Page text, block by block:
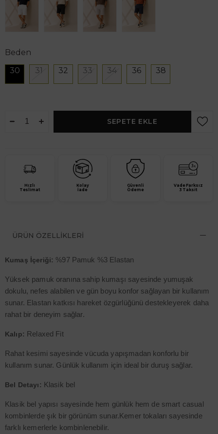
Beden
30
31 32 33 34 36 38
Hızlı
Teslimat
Kolay
İade
Güvenli
Ödeme
Vade Farksız
3 Taksit
ÜRÜN ÖZELLIKLERI
Kumaş İçeriği: %97 Pamuk %3 Elastan
Yüksek pamuk oranına sahip kumaşı sayesinde yumuşak
dokulu, nefes alabilen ve gün boyu konfor sağlayan bir kullanım
sunar. Elastan katkısı hareket özgürlüğünü destekleyerek daha
rahat bir deneyim sağlar.
Kalıp: Relaxed Fit
Rahat kesimi sayesinde vücuda yapışmadan konforlu bir
kullanım sunar. Günlük kullanım için ideal bir duruş sağlar.
Bel Detayı: Klasik bel
Klasik bel yapısı sayesinde hem günlük hem de smart casual
kombinlerde şık bir görünüm sunar.Kemer tokaları sayesinde
farklı kemerlerle kombinlenebilir.